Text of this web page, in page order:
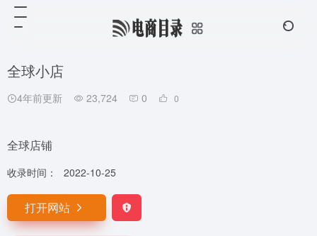
全球小店
4年前更新 23,724 0 0
全球店铺
收录时间： 2022-10-25
打开网站